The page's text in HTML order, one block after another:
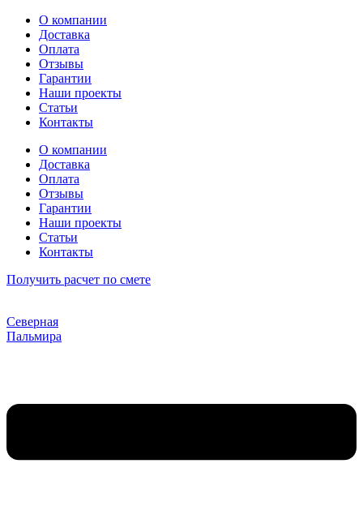
Перейти
содержимому
О компании
Доставка
Оплата
Отзывы
Гарантии
Наши проекты
Статьи
Контакты
О компании
Доставка
Оплата
Отзывы
Гарантии
Наши проекты
Статьи
Контакты
Получить расчет по смете
Северная
Пальмира